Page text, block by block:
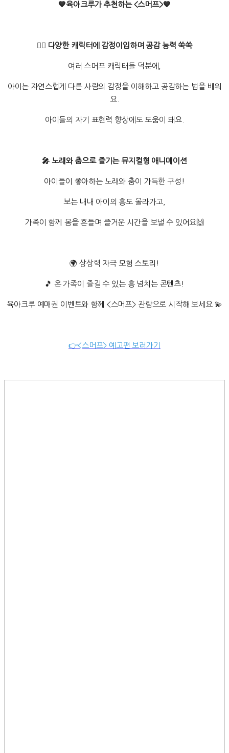
💙육아크루가 추천하는 <스머프>💙
🧚‍♀️ 다양한 캐릭터에 감정이입하며 공감 능력 쑥쑥
여러 스머프 캐릭터들 덕분에,
아이는 자연스럽게 다른 사람의 감정을 이해하고 공감하는 법을 배워
요.
아이들의 자기 표현력 향상에도 도움이 돼요.
🎤 노래와 춤으로 즐기는 뮤지컬형 애니메이션
아이들이 좋아하는 노래와 춤이 가득한 구성!
보는 내내 아이의 흥도 올라가고,
가족이 함께 몸을 흔들며 즐거운 시간을 보낼 수 있어요🙌
🌍 상상력 자극 모험 스토리!
🎵 온 가족이 즐길 수 있는 흥 넘치는 콘텐츠!
육아크루 예매권 이벤트와 함께 <스머프> 관람으로 시작해 보세요 💫
👉<스머프> 예고편 보러가기